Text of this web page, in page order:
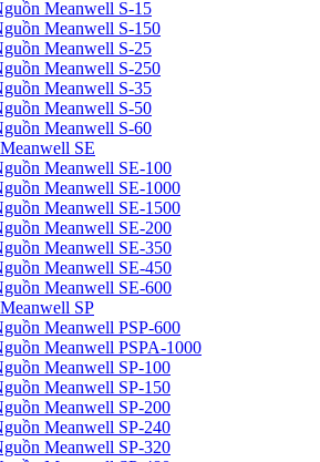
Meanwell S-15
Meanwell S-150
Meanwell S-25
Meanwell S-250
Meanwell S-35
Meanwell S-50
Meanwell S-60
SE
Meanwell SE-100
Meanwell SE-1000
Meanwell SE-1500
Meanwell SE-200
Meanwell SE-350
Meanwell SE-450
Meanwell SE-600
SP
Meanwell PSP-600
Meanwell PSPA-1000
Meanwell SP-100
Meanwell SP-150
Meanwell SP-200
Meanwell SP-240
Meanwell SP-320